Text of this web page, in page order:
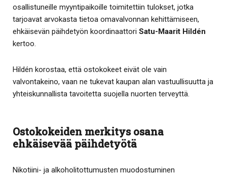
osallistuneille myyntipaikoille toimitettiin tulokset, jotka
tarjoavat arvokasta tietoa omavalvonnan kehittämiseen,
ehkäisevän päihdetyön koordinaattori Satu-Maarit Hildén
kertoo.
Hildén korostaa, että ostokokeet eivät ole vain
valvontakeino, vaan ne tukevat kaupan alan vastuullisuutta ja
yhteiskunnallista tavoitetta suojella nuorten terveyttä.
Ostokokeiden merkitys osana
ehkäisevää päihdetyötä
Nikotiini- ja alkoholitottumusten muodostuminen